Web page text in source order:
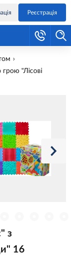
Реєстрація
"Лісові
з
16